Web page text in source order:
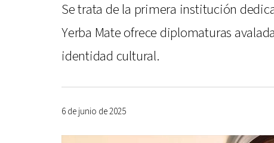
Se trata de la primera institución
Yerba Mate ofrece diplomaturas
identidad cultural.
6 de junio de 2025